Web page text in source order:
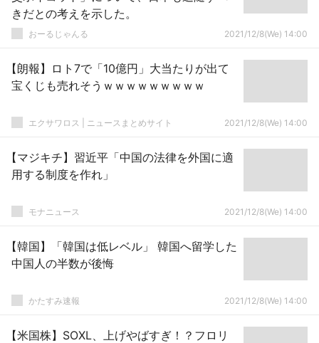
きだとの考えを示した。
おーるじゃんる 2021/12/8(We) 14:00
【朗報】ロト7で「10億円」大当たりが出て
宝くじも売れそうｗｗｗｗｗｗｗｗｗ
エクサワロス | ニュースまとめサイト 2021/12/8(We) 14:00
【マジキチ】習近平「中国の法律を外国に適
用する制度を作れ」
モナニュース 2021/12/8(We) 14:00
【韓国】「韓国は低レベル」 韓国へ留学した
中国人の半数が後悔
かたすみ速報 2021/12/8(We) 14:00
【米国株】SOXL、上げやばすぎ！？フロリ